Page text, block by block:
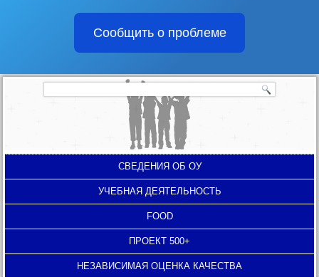
Сообщить о проблеме
СВЕДЕНИЯ ОБ ОУ
УЧЕБНАЯ ДЕЯТЕЛЬНОСТЬ
FOOD
ПРОЕКТ 500+
НЕЗАВИСИМАЯ ОЦЕНКА КАЧЕСТВА